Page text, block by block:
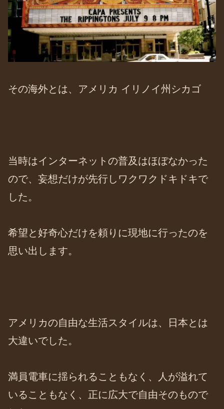
その海外とは、アメリカ イリノイ州シカゴ
当時はインターネットの普及はほぼなかった
ので、妄想だけが先行しワクワクドキドキで
した。
希望と好奇心だけを頼りに現地に行ったのを
思い出します。
アメリカの自由な生活スタイルは、日本とは
大違いでした。
満員電車に揺られることもなく、人が溢れて
いることもなく、正に広大で自由そのもので